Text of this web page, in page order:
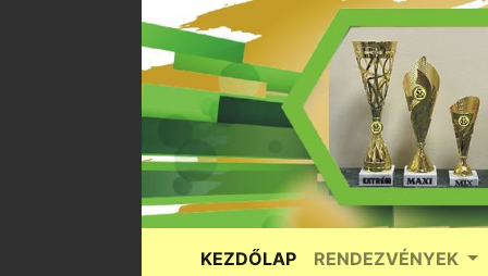
KEZDŐLAP
RENDEZVÉNYEK